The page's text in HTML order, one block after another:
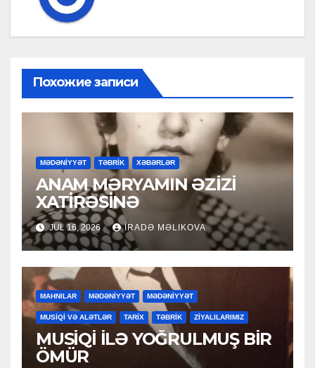
Похожие записи
MƏDƏNİYYƏT TƏBRİK XƏBƏRLƏR
ANAM MƏRYAMIN ƏZİZİ
XATİRƏSİNƏ
JUL 16, 2026 İRADƏ MƏLIKOVA
MAHNILAR MƏDƏNİYYƏT MƏDƏNİYYƏT
MUSİQİ VƏ ALƏTLƏR TARİX TƏBRİK ZİYALILARIMIZ
MUSİQİ İLƏ YOĞRULMUŞ BİR
ÖMÜR